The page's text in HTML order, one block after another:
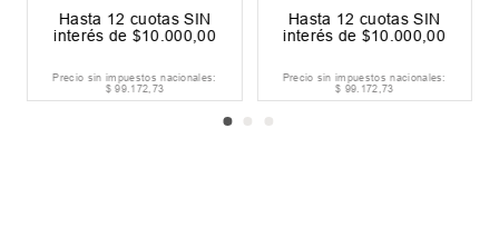
Hasta 12 cuotas SIN
interés de $10.000,00
Precio sin impuestos nacionales:
$ 99.172,73
Hasta 12 cuotas SIN
interés de $10.000,00
Precio sin impuestos nacionales:
$ 99. 172,73